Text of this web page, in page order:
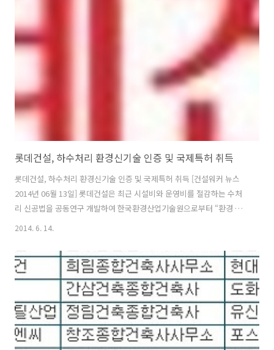
구 중 4 공구(14.6km) 공사를 2013년말 수주했고 이번에 왕복4차선 연
장 16.5km의 1공구 구간을 연이어 수주했다. 완공에는 착공 이후 36개
월이 소요될 예정이다. 이번 고속도로 ..
롯데건설, 하수처리 환경신기술 인증 및 국제특허 취득
롯데건설, 하수처리 환경신기술 인증 및 국제특허 취득 [건설워커 뉴스
2014년 06월 13일] 롯데건설은 최근 시설비와 운영비를 절감하는 수처
리 신공법을 공동연구 개발하여 한국환경산업기술원으로부터 “환경 신
기술 인증(제436호)”을 받고 일본 특허청으로부터 국제 특허(등록번호 :
Bioreactor; 다집수구 박막형 UF평막 적층모듈과 오존 부상공정을 적
용한 MBR하수고도처리기술)'로 명명한 이번 기술은 하수처리를 위한 생
물 반응조에 필터 역할을 하는 박막형 평판 분리막을 넣어 오염된 물로부
터 깨끗한 물을 분리해 낸 후, 분리된 맑은 물을 다시 미세한 오존 공기 방
울로 처리하여 수중의 인 성분, 색도 및 분해하기 어..
2014. 6. 14.